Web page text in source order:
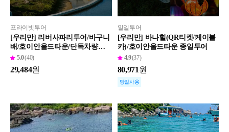
프라이빗투어
[우리만] 리버사파리투어/바구니
배/호이안올드타운/단독차량투
어 (버기포함/자유이용권)
5.0(40)
29,484원
일일투어
[우리만] 바나힐(QR티켓/케이블
카)/호이안올드타운 종일투어
4.9(37)
80,971원
당일사용